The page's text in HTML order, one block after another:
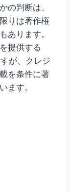
の判断は、
りは著作権
あります。
提供する
が、クレジ
を条件に著
ます。